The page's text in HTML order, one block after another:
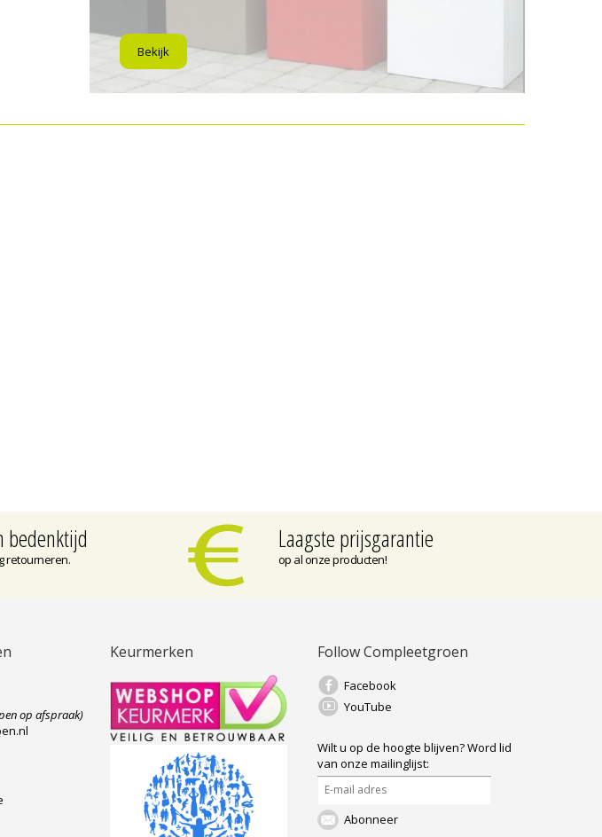
Bekijk
bedenktijd
retourneren.
Laagste prijsgarantie
op al onze producten!
op afspraak)
Keurmerken Follow Compleetgroen
Facebook
YouTube
Wilt u op de hoogte blijven?Word lid
van onze mailinglijst:
Abonneer